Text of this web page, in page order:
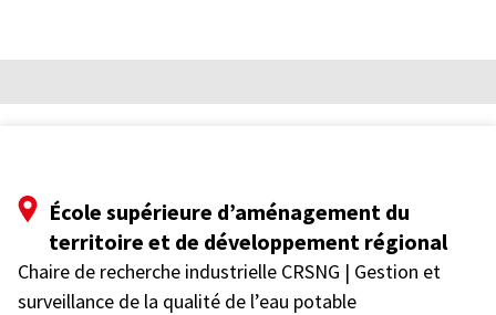
École supérieure d’aménagement du
territoire et de développement régional
Chaire de recherche industrielle CRSNG | Gestion et
surveillance de la qualité de l’eau potable